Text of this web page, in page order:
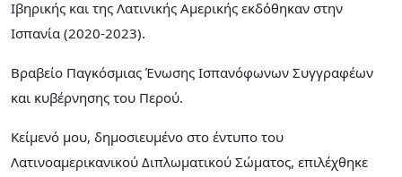
Ιβηρικής και της Λατινικής Αμερικής εκδόθηκαν στην
Ισπανία (2020-2023).
Βραβείο Παγκόσμιας Ένωσης Ισπανόφωνων Συγγραφέων
και κυβέρνησης του Περού.
Κείμενό μου, δημοσιευμένο στο έντυπο του
Λατινοαμερικανικού Διπλωματικού Σώματος, επιλέχθηκε